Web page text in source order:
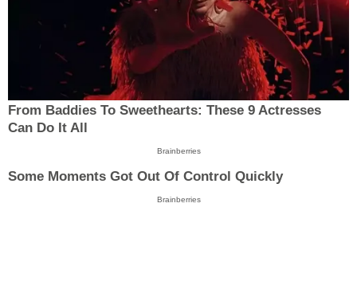
From Baddies To Sweethearts: These 9 Actresses
Can Do It All
Brainberries
Some Moments Got Out Of Control Quickly
Brainberries